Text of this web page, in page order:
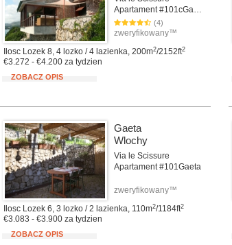
Apartament #101cGaeta
(4)
zweryfikowany™
Ilosc Lozek 8, 4 lozko / 4 lazienka, 200m2/2152ft2
€3.272 - €4.200 za tydzien
ZOBACZ OPIS
Gaeta
Wlochy
Via le Scissure
Apartament #101Gaeta
zweryfikowany™
Ilosc Lozek 6, 3 lozko / 2 lazienka, 110m2/1184ft2
€3.083 - €3.900 za tydzien
ZOBACZ OPIS